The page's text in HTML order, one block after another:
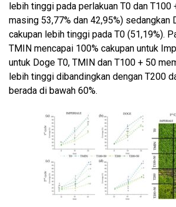
lebih tinggi pada perlakuan T0 dan T100
masing 53,77% dan 42,95%) sedangkan
cakupan lebih tinggi pada T0 (51,19%).
TMIN mencapai 100% cakupan untuk
untuk Doge T0, TMIN dan T100 + 50
lebih tinggi dibandingkan dengan T200
berada di bawah 60%.